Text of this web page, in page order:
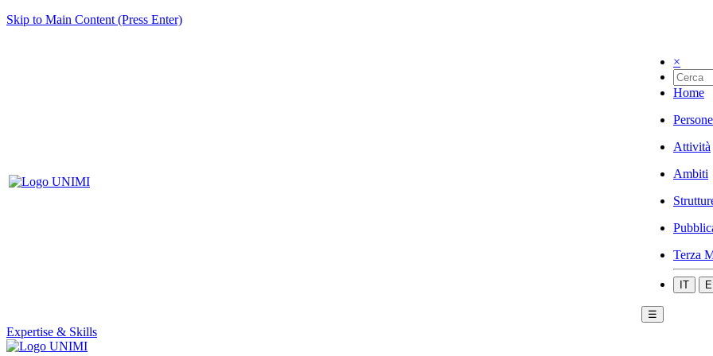
Skip to Main Content (Press Enter)
×
Home
Persone
Attività
Ambiti
Terza
IT
☰
Expertise & Skills